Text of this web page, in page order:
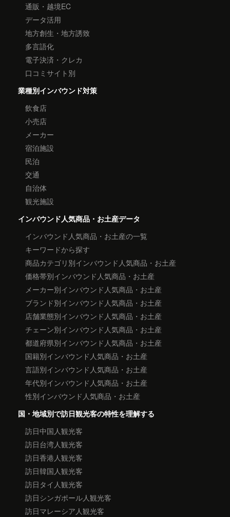
通販・越境EC
データ活用
地方創生・地方誘致
多言語化
電子決済・クレカ
口コミサイト別
業種別インバウンド対策
飲食店
小売店
メーカー
宿泊施設
民泊
交通
自治体
観光施設
インバウンド人気商品・お土産データ
インバウンド人気商品・お土産の一覧
キーワードから探す
商品カテゴリ別インバウンド人気商品・お土産
価格帯別インバウンド人気商品・お土産
メーカー別インバウンド人気商品・お土産
ブランド別インバウンド人気商品・お土産
店舗業態別インバウンド人気商品・お土産
チェーン別インバウンド人気商品・お土産
都道府県別インバウンド人気商品・お土産
国籍別インバウンド人気商品・お土産
言語別インバウンド人気商品・お土産
年代別インバウンド人気商品・お土産
性別インバウンド人気商品・お土産
国・地域別で訪日観光客の特性を理解する
訪日中国人観光客
訪日台湾人観光客
訪日香港人観光客
訪日韓国人観光客
訪日タイ人観光客
訪日シンガポール人観光客
訪日マレーシア人観光客